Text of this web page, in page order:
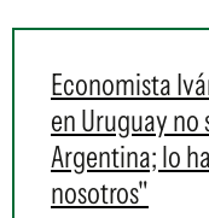
Economista
en Uruguay
Argentina; lo
nosotros"